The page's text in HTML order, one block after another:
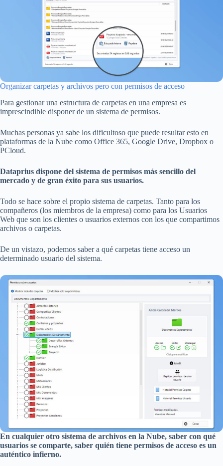
Organizar carpetas y archivos pero con permisos de acceso
Para gestionar una estructura de carpetas en una empresa es
imprescindible disponer de un sistema de permisos.
Muchas personas ya sabe los dificultoso que puede resultar esto en
plataformas de la Nube como Office 365, Google Drive, Dropbox o
PCloud.
Dataprius dispone del sistema de permisos más sencillo del
mercado y de gran éxito para sus usuarios.
Todo se hace sobre el propio sistema de carpetas. Tanto para los
compañeros (los miembros de la empresa) como para los Usuarios
Web que son los clientes o usuarios externos con los que compartimos
archivos o carpetas.
De un vistazo, podemos saber a qué carpetas tiene acceso un
determinado usuario del sistema.
En cualquier otro sistema de archivos en la Nube, saber con qué
usuarios se comparte, saber quién tiene permisos de acceso es un
auténtico infierno.